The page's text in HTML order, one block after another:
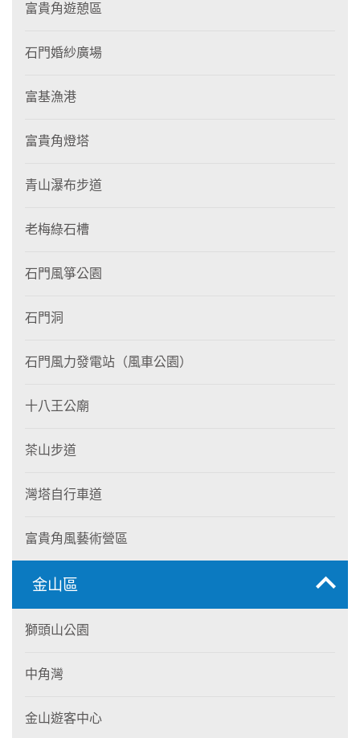
富貴角遊憩區
石門婚紗廣場
富基漁港
富貴角燈塔
青山瀑布步道
老梅綠石槽
石門風箏公園
石門洞
石門風力發電站（風車公園）
十八王公廟
茶山步道
灣塔自行車道
富貴角風藝術營區
金山區
獅頭山公園
中角灣
金山遊客中心